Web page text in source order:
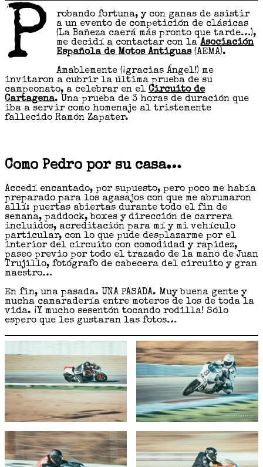
P
robando fortuna, y con ganas de asistir
a un evento de competición de clásicas
(La Bañeza caerá más pronto que tarde…),
me decidí a contactar con laAsociación
Española de Motos Antiguas(AEMA).
Amablemente (¡gracias Ángel!) me
invitaron a cubrir la última prueba de su
campeonato, a celebrar en el Circuito de
Cartagena. Una prueba de 3 horas de duración que
iba a servir como homenaje al tristemente
fallecido Ramón Zapater.
Como Pedro por su casa…
Accedí encantado, por supuesto, pero poco me había
preparado para los agasajos con que me abrumaron
allí: puertas abiertas durante todo el fin de
semana, paddock, boxes y dirección de carrera
incluidos, acreditación para mí y mi vehículo
particular, con lo que pude desplazarme por el
interior del circuito con comodidad y rapidez,
paseo previo por todo el trazado de la mano de Juan
Trujillo, fotógrafo de cabecera del circuito y gran
maestro…
En fin, una pasada. UNA PASADA. Muy buena gente y
mucha camaradería entre moteros de los de toda la
vida. ¡Y mucho sesentón tocando rodilla! Sólo
espero que les gustaran las fotos…